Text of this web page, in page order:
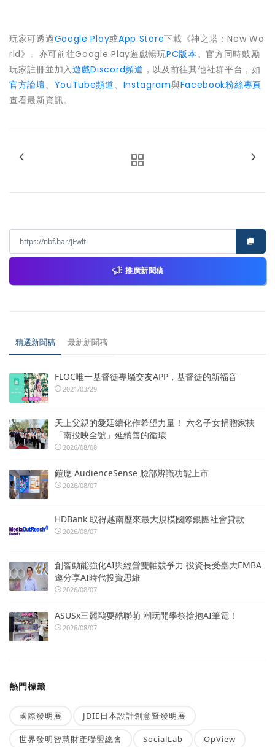
玩家可透過Google Play或App Store下載《神之塔：New Wo
rld》。亦可前往Google Play遊戲暢玩PC版本。官方同時鼓勵
玩家註冊並加入遊戲Discord頻道 ，以及前往其他社群平台，如
官方論壇、 YouTube頻道 、 Instagram與Facebook粉絲專頁
查看最新資訊。
推廣新聞稿
精選新聞稿 最新新聞稿
FLOC唯一基督徒專屬交友APP，基督徒的新福音
2021/03/29
天上父親的愛延續化作希望力量！ 六名子女捐贈家扶
「南投映全號」延續善的循環
2026/08/08
鎧應 AudienceSense 臉部辨識功能上市
2026/08/07
HDBank 取得越南歷來最大規模國際銀團社會貸款
2026/08/07
創智動能強化AI與經營雙軸競爭力 投資長受臺大EMBA
邀分享AI時代投資思維
2026/08/07
ASUSx三麗鷗耍酷聯萌 潮玩開學祭搶抱AI筆電！
2026/08/07
熱門標籤
國際發明展 JDIE日本設計創意暨發明展
世界發明智慧財產聯盟總會 SocialLab OpView